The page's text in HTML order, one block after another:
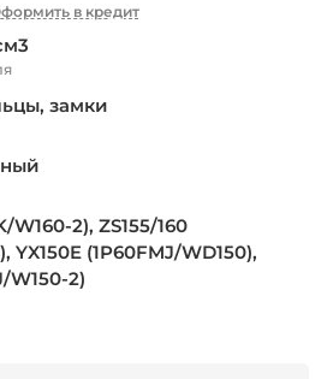
в кредит
замки
W160-2), ZS155/160
YX150E (1P60FMJ/WD150),
W150-2)